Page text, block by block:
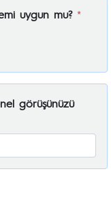
uygun mu? *
görüşünüzü